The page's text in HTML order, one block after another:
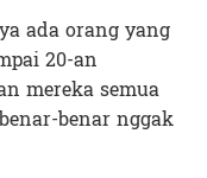
ada orang yang
20-an
mereka semua
benar nggak